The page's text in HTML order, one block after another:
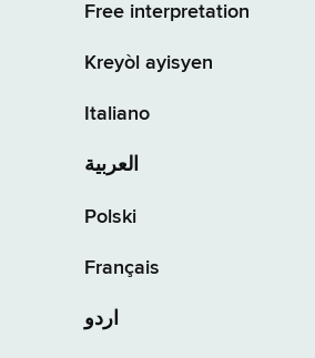
Free interpretation
Kreyòl ayisyen
Italiano
العربية
Polski
Français
اردو